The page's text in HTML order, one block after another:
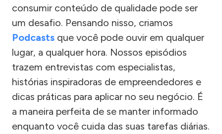
consumir conteúdo de qualidade pode ser
um desafio. Pensando nisso, criamos
Podcasts que você pode ouvir em qualquer
lugar, a qualquer hora. Nossos episódios
trazem entrevistas com especialistas,
histórias inspiradoras de empreendedores e
dicas práticas para aplicar no seu negócio. É
a maneira perfeita de se manter informado
enquanto você cuida das suas tarefas diárias.